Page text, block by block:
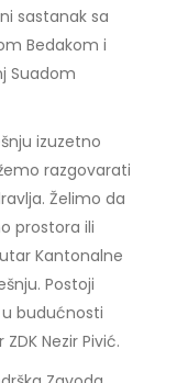
sastanak sa
Bedakom i
Suadom
izuzetno
razgovarati
Želimo da
prostora ili
Kantonalne
Postoji
budućnosti
Nezir Pivić.